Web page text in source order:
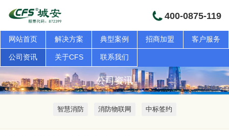
400-0875-119
网站首页 解决方案 典型案例 招商加盟 客户服务
公司资讯 关于CFS 联系我们
公司资讯
智慧消防 消防物联网 中标签约